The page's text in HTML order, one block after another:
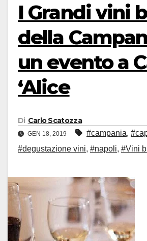
I Grandi vini
della
un evento a
‘Alice
Di Carlo Scatozza
GEN 18, 2019 #campania,
#degustazione vini, #napoli, #Vini